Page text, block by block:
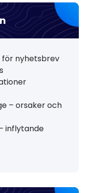
nyhetsbrev
– orsaker och
inflytande